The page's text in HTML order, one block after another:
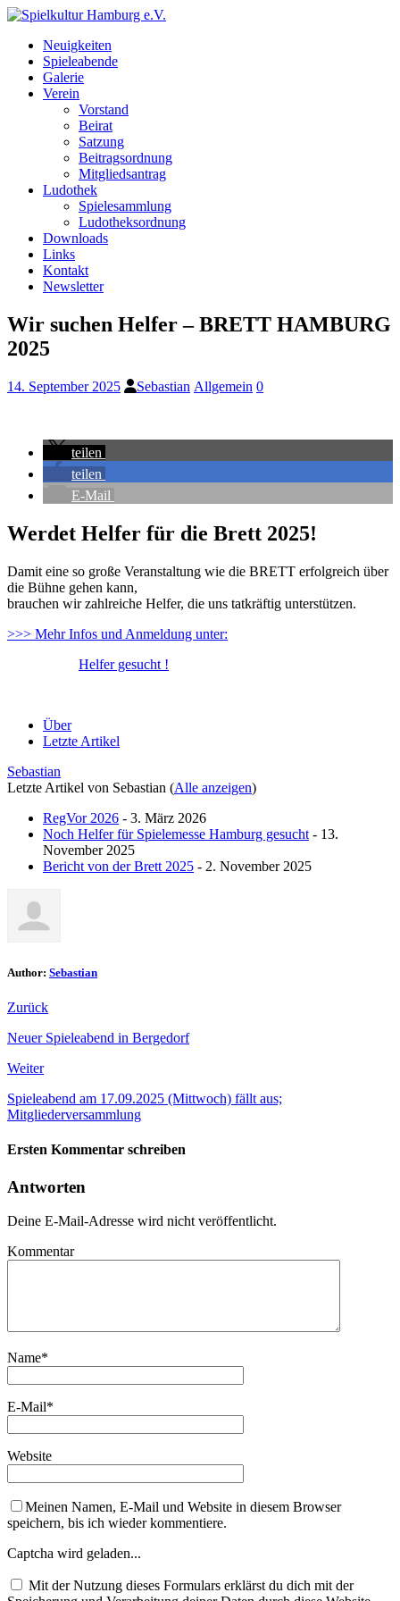
Neuigkeiten
Spieleabende
Galerie
Verein
Vorstand
Beirat
Satzung
Beitragsordnung
Mitgliedsantrag
Ludothek
Spielesammlung
Ludotheksordnung
Downloads
Links
Kontakt
Newsletter
Wir suchen Helfer – BRETT HAMBURG
2025
14. September 2025 Sebastian Allgemein 0
teilen
teilen
E-Mail
Werdet Helfer für die Brett 2025!
Damit eine so große Veranstaltung wie die BRETT erfolgreich über
die Bühne gehen kann,
brauchen wir zahlreiche Helfer, die uns tatkräftig unterstützen.
>>> Mehr Infos und Anmeldung unter:
Helfer gesucht !
Über
Letzte Artikel
Sebastian
Letzte Artikel von Sebastian (Alle anzeigen)
RegVor 2026 - 3. März 2026
Noch Helfer für Spielemesse Hamburg gesucht - 13.
November 2025
Bericht von der Brett 2025 - 2. November 2025
Author: Sebastian
Zurück
Neuer Spieleabend in Bergedorf
Weiter
Spieleabend am 17.09.2025 (Mittwoch) fällt aus;
Mitgliederversammlung
Ersten Kommentar schreiben
Antworten
Deine E-Mail-Adresse wird nicht veröffentlicht.
Kommentar
Name*
E-Mail*
Website
Meinen Namen, E-Mail und Website in diesem Browser
speichern, bis ich wieder kommentiere.
Captcha wird geladen...
Mit der Nutzung dieses Formulars erklärst du dich mit der